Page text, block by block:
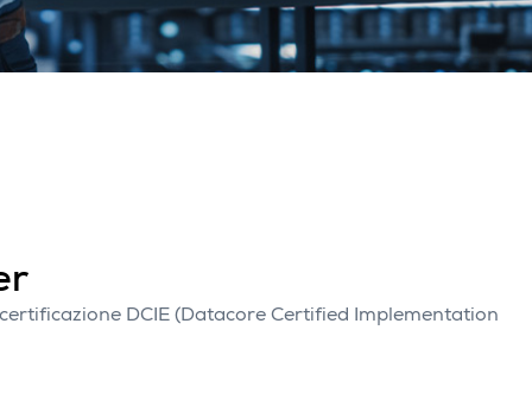
DCIE (Datacore Certified Implementation